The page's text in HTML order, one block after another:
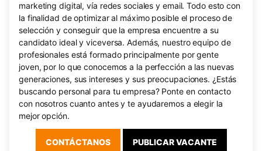
marketing digital, vía redes sociales y email. Todo esto con
la finalidad de optimizar al máximo posible el proceso de
selección y conseguir que la empresa encuentre a su
candidato ideal y viceversa. Además, nuestro equipo de
profesionales está formado principalmente por gente
joven, por lo que conocemos a la perfección a las nuevas
generaciones, sus intereses y sus preocupaciones. ¿Estás
buscando personal para tu empresa? Ponte en contacto
con nosotros cuanto antes y te ayudaremos a elegir la
mejor opción.
CONTÁCTANOS PUBLICAR VACANTE